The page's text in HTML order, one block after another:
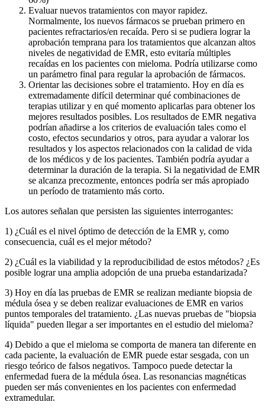
Evaluar nuevos tratamientos con mayor rapidez.
Normalmente, los nuevos fármacos se prueban primero en
pacientes refractarios/en recaída. Pero si se pudiera lograr la
aprobación temprana para los tratamientos que alcanzan altos
niveles de negatividad de EMR, esto evitaría múltiples
recaídas en los pacientes con mieloma. Podría utilizarse como
un parámetro final para regular la aprobación de fármacos.
Orientar las decisiones sobre el tratamiento. Hoy en día es
extremadamente difícil determinar qué combinaciones de
terapias utilizar y en qué momento aplicarlas para obtener los
mejores resultados posibles. Los resultados de EMR negativa
podrían añadirse a los criterios de evaluación tales como el
costo, efectos secundarios y otros, para ayudar a valorar los
resultados y los aspectos relacionados con la calidad de vida
de los médicos y de los pacientes. También podría ayudar a
determinar la duración de la terapia. Si la negatividad de EMR
se alcanza precozmente, entonces podría ser más apropiado
un período de tratamiento más corto.
Los autores señalan que persisten las siguientes interrogantes:
1) ¿Cuál es el nivel óptimo de detección de la EMR y, como
consecuencia, cuál es el mejor método?
2) ¿Cuál es la viabilidad y la reproducibilidad de estos métodos? ¿Es
posible lograr una amplia adopción de una prueba estandarizada?
3) Hoy en día las pruebas de EMR se realizan mediante biopsia de
médula ósea y se deben realizar evaluaciones de EMR en varios
puntos temporales del tratamiento. ¿Las nuevas pruebas de "biopsia
líquida" pueden llegar a ser importantes en el estudio del mieloma?
4) Debido a que el mieloma se comporta de manera tan diferente en
cada paciente, la evaluación de EMR puede estar sesgada, con un
riesgo teórico de falsos negativos. Tampoco puede detectar la
enfermedad fuera de la médula ósea. Las resonancias magnéticas
pueden ser más convenientes en los pacientes con enfermedad
extramedular.